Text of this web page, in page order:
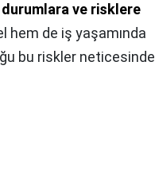
ve risklere
hem de iş yaşamında
bu riskler neticesinde